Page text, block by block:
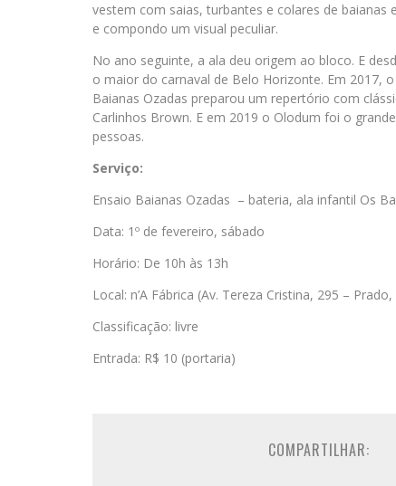
vestem com saias, turbantes e colares de
e compondo um visual peculiar.
No ano seguinte, a ala deu origem ao bloco. E
o maior do carnaval de Belo Horizonte. Em 2017,
Baianas Ozadas preparou um repertório com
Carlinhos Brown. E em 2019 o Olodum foi o
pessoas.
Serviço:
Ensaio Baianas Ozadas – bateria, ala infantil Os
Data: 1º de fevereiro, sábado
Horário: De 10h às 13h
Local: n’A Fábrica (Av. Tereza Cristina, 295 –
Classificação: livre
Entrada: R$ 10 (portaria)
COMPARTILHAR: